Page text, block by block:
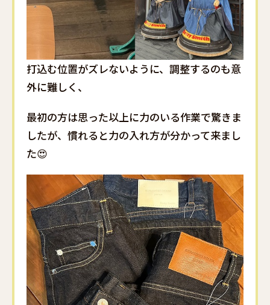
打込む位置がズレないように、調整するのも意
外に難しく、
最初の方は思った以上に力のいる作業で驚きま
したが、慣れると力の入れ方が分かって来まし
た😍